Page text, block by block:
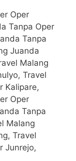
Oper
Tanpa Oper
Tanpa
Juanda
Malang
Travel
Kalipare,
Oper
Tanpa
Malang
Travel
Junrejo,